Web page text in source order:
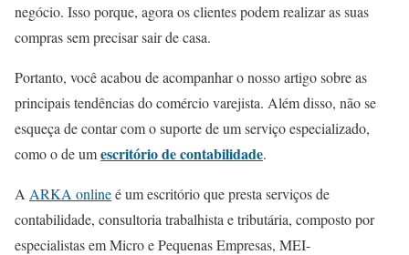
negócio. Isso porque, agora os clientes podem realizar as suas
compras sem precisar sair de casa.
Portanto, você acabou de acompanhar o nosso artigo sobre as
principais tendências do comércio varejista. Além disso, não se
esqueça de contar com o suporte de um serviço especializado,
como o de umescritório de contabilidade.
A ARKA onlineé um escritório que presta serviços de
contabilidade, consultoria trabalhista e tributária, composto por
especialistas em Micro e Pequenas Empresas, MEI-